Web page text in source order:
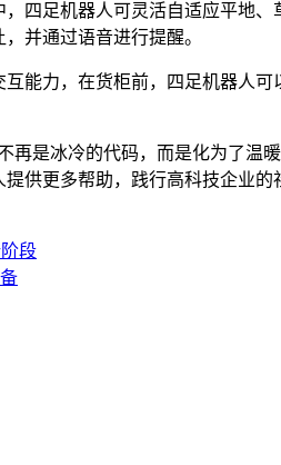
四足机器人可灵活自适应平地
并通过语音进行提醒。
能力，在货柜前，四足机器人
再是冰冷的代码，而是化为了
供更多帮助，践行高科技企业的
段